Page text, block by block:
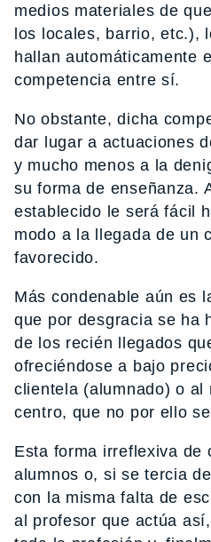
medios materiales de
los locales, barrio, etc.),
hallan automáticamente
competencia entre sí.
No obstante, dicha
dar lugar a actuaciones
y mucho menos a la
su forma de enseñanza.
establecido le será fácil
modo a la llegada de un
favorecido.
Más condenable aún es
que por desgracia se ha
de los recién llegados
ofreciéndose a bajo
clientela (alumnado) o al
centro, que no por ello
Esta forma irreflexiva de
alumnos o, si se tercia
con la misma falta de
al profesor que actúa